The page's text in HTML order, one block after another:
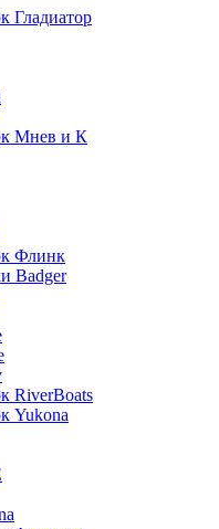
Гладиатор
Мнев и К
Флинк
Badger
RiverBoats
Yukona